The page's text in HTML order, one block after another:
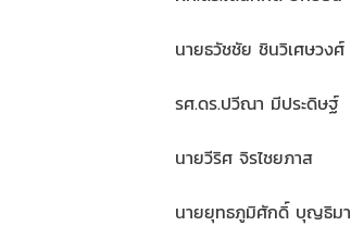
นายธวัชชัย ชินวิเศษวงศ์
รศ.ดร.ปวีณา มีประดิษฐ์
นายวีริศ จิรไชยภาส
นายยุทธภูมิศักดิ์ บุญธิมา